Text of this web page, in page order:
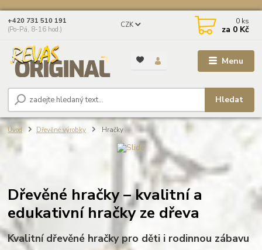
Menu
CZK
Hledat
+420 731 510 191
(Po-Pá, 8-16 hod.)
0 ks
za 0 Kč
Úvod Dřevěné výrobky Hračky
Dřevěné hračky – kvalitní a
edukativní hračky ze dřeva
Kvalitní dřevěné hračky pro děti i rodinnou zábavu